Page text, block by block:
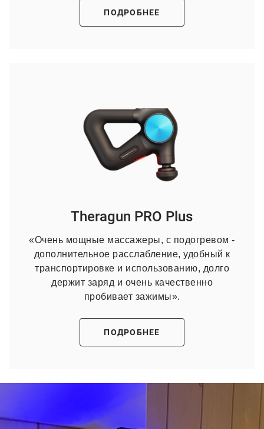
ПОДРОБНЕЕ
Theragun PRO Plus
«Очень мощные массажеры, с подогревом -
дополнительное расслабление, удобный к
транспортировке и использованию, долго
держит заряд и очень качественно
пробивает зажимы».
ПОДРОБНЕЕ